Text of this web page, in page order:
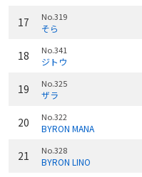
17 No.319
そら
18 No.341
ジトウ
19 No.325
ザラ
20 No.322
BYRON MANA
21 No.328
BYRON LINO